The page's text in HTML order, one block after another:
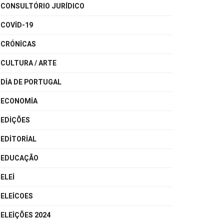
CONSULTÓRIO JURÍDICO
COVID-19
CRÓNICAS
CULTURA / ARTE
DIA DE PORTUGAL
ECONOMIA
EDIÇÕES
EDITORIAL
EDUCAÇÃO
ELEI
ELEICOES
ELEIÇÕES 2024